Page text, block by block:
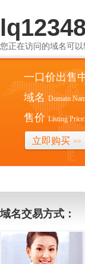
您正在访问的域名可以
一口价出售
域名 Domain
售价 Listing Price:
立即购买 >>
域名交易方式：